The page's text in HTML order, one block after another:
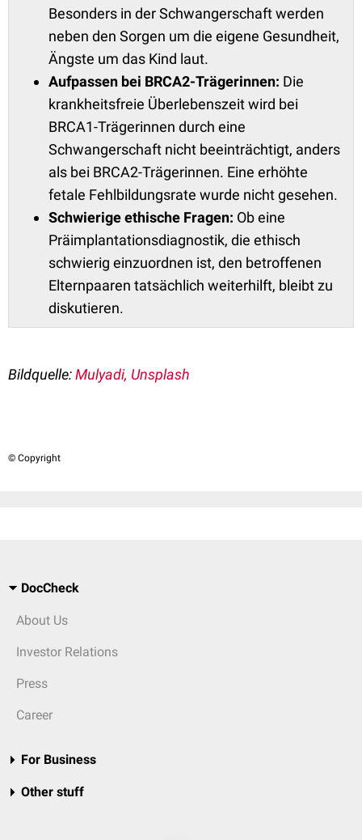
Besonders in der Schwangerschaft werden
neben den Sorgen um die eigene Gesundheit,
Ängste um das Kind laut.
Aufpassen bei BRCA2-Trägerinnen: Die
krankheitsfreie Überlebenszeit wird bei
BRCA1-Trägerinnen durch eine
Schwangerschaft nicht beeinträchtigt, anders
als bei BRCA2-Trägerinnen. Eine erhöhte
fetale Fehlbildungsrate wurde nicht gesehen.
Schwierige ethische Fragen: Ob eine
Präimplantationsdiagnostik, die ethisch
schwierig einzuordnen ist, den betroffenen
Elternpaaren tatsächlich weiterhilft, bleibt zu
diskutieren.
Bildquelle:Mulyadi, Unsplash
© Copyright
DocCheck
About Us
Investor Relations
Press
Career
For Business
Other stuff